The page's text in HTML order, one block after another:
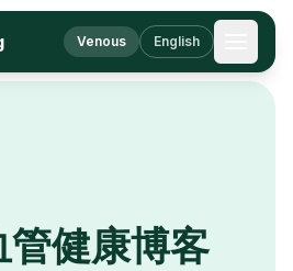
Venous English
健康博客